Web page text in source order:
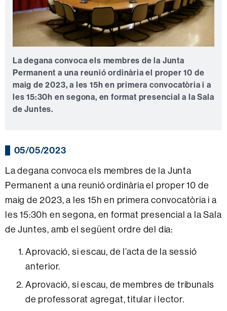
La degana convoca els membres de la Junta
Permanent a una reunió ordinària el proper 10 de
maig de 2023, a les 15h en primera convocatòria i a
les 15:30h en segona, en format presencial a la Sala
de Juntes.
05/05/2023
La degana convoca els membres de la Junta
Permanent a una reunió ordinària el proper 10 de
maig de 2023, a les 15h en primera convocatòria i a
les 15:30h en segona, en format presencial a la Sala
de Juntes, amb el següent ordre del dia:
Aprovació, si escau, de l’acta de la sessió
anterior.
Aprovació, si escau, de membres de tribunals
de professorat agregat, titular i lector.